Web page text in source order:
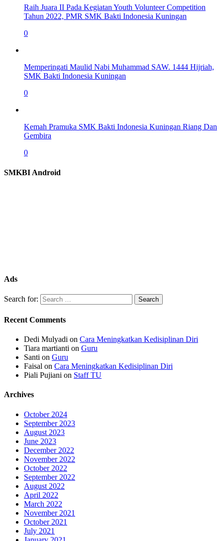
Raih Juara II Pada Kegiatan Youth Volunteer Competition
Tahun 2022, PMR SMK Bakti Indonesia Kuningan
0
Memperingati Maulid Nabi Muhammad SAW. 1444 Hijriah,
SMK Bakti Indonesia Kuningan
0
Kemah Pramuka SMK Bakti Indonesia Kuningan Riang Dan
Gembira
0
SMKBI Android
Ads
Search for:
Recent Comments
Dedi Mulyadi on Cara Meningkatkan Kedisiplinan Diri
Tiara martianti on Guru
Santi on Guru
Faisal on Cara Meningkatkan Kedisiplinan Diri
Piali Pujiani on Staff TU
Archives
October 2024
September 2023
August 2023
June 2023
December 2022
November 2022
October 2022
September 2022
August 2022
April 2022
March 2022
November 2021
October 2021
July 2021